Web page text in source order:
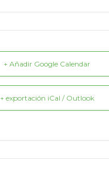
+ Añadir Google Calendar
+ exportación iCal / Outlook